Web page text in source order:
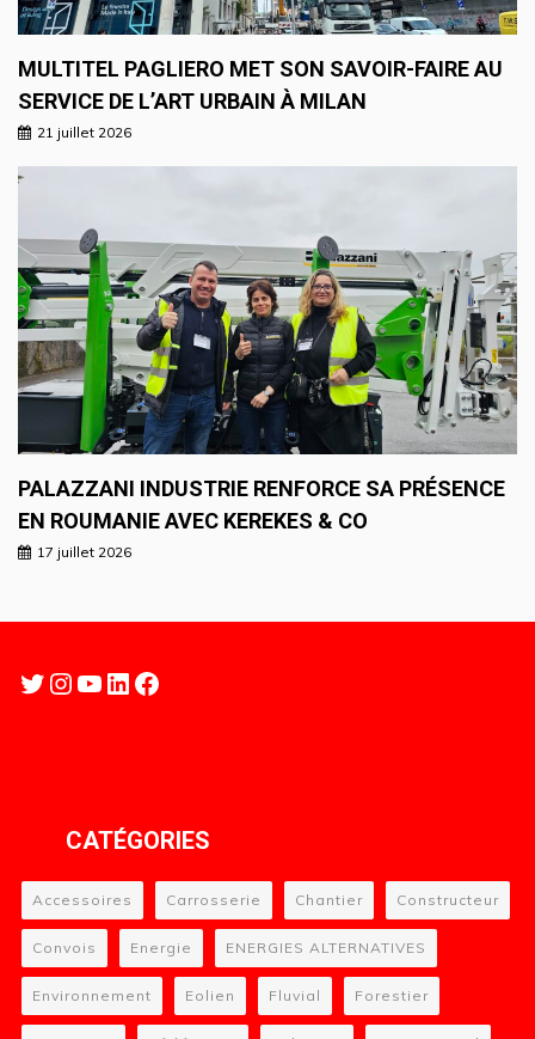
MULTITEL PAGLIERO MET SON SAVOIR-FAIRE AU
SERVICE DE L’ART URBAIN À MILAN
21 juillet 2026
PALAZZANI INDUSTRIE RENFORCE SA PRÉSENCE
EN ROUMANIE AVEC KEREKES & CO
17 juillet 2026
Twitter
Instagram
YouTube
LinkedIn
Facebook
CATÉGORIES
Accessoires Carrosserie Chantier Constructeur
Convois Energie ENERGIES ALTERNATIVES
Environnement Eolien Fluvial Forestier